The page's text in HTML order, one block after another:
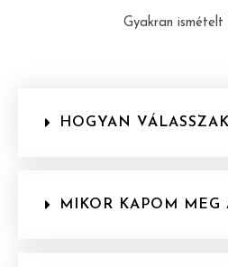
Gyakran ismételt
HOGYAN
MIKOR KAPOM MEG